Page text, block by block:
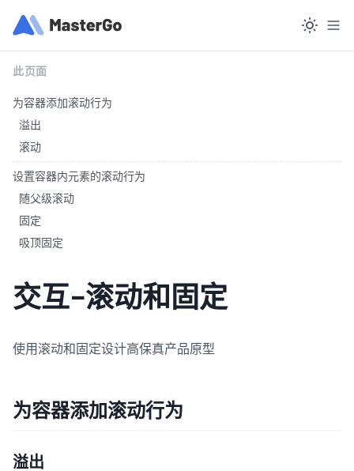
交互-滚动和固定
使用滚动和固定设计高保真产品原型
为容器添加滚动行为
溢出
此页面
为容器添加滚动行为
溢出
滚动
设置容器内元素的滚动行为
随父级滚动
固定
吸顶固定